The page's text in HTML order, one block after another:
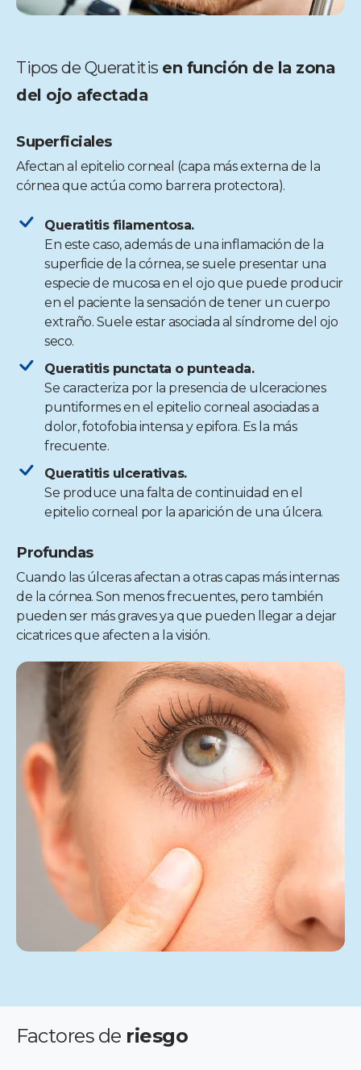
Tipos de Queratitis en función de la zona
del ojo afectada
Superficiales
Afectan al epitelio corneal (capa más externa de la
córnea que actúa como barrera protectora).
Queratitis filamentosa.
En este caso, además de una inflamación de la
superficie de la córnea, se suele presentar una
especie de mucosa en el ojo que puede producir
en el paciente la sensación de tener un cuerpo
extraño. Suele estar asociada al síndrome del ojo
seco.
Queratitis punctata o punteada.
Se caracteriza por la presencia de ulceraciones
puntiformes en el epitelio corneal asociadas a
dolor, fotofobia intensa y epifora. Es la más
frecuente.
Queratitis ulcerativas.
Se produce una falta de continuidad en el
epitelio corneal por la aparición de una úlcera.
Profundas
Cuando las úlceras afectan a otras capas más internas
de la córnea. Son menos frecuentes, pero también
pueden ser más graves ya que pueden llegar a dejar
cicatrices que afecten a la visión.
Factores de riesgo